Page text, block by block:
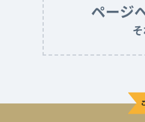
ページ